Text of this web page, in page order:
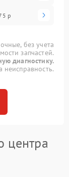
р
без учета
запчастей.
диагностику.
центра